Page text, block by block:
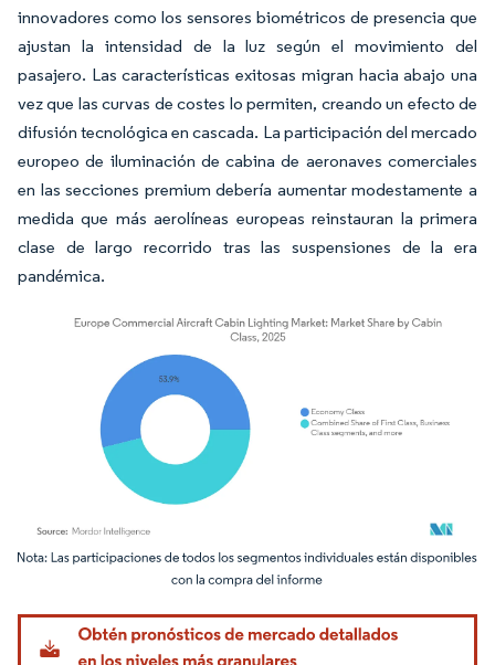
innovadores como los sensores biométricos de presencia que
ajustan la intensidad de la luz según el movimiento del
pasajero. Las características exitosas migran hacia abajo una
vez que las curvas de costes lo permiten, creando un efecto de
difusión tecnológica en cascada. La participación del mercado
europeo de iluminación de cabina de aeronaves comerciales
en las secciones premium debería aumentar modestamente a
medida que más aerolíneas europeas reinstauran la primera
clase de largo recorrido tras las suspensiones de la era
pandémica.
Imagen © Mordor Intelligence. El uso requiere atribución según CC BY 4.0.